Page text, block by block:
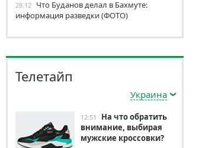
28.12 Что Буданов делал в Бахмуте:
информация разведки (ФОТО)
Телетайп
Украина
12:51
На что обратить
внимание, выбирая
мужские кроссовки?